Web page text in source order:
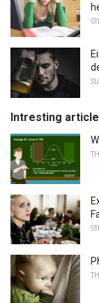
Intresting